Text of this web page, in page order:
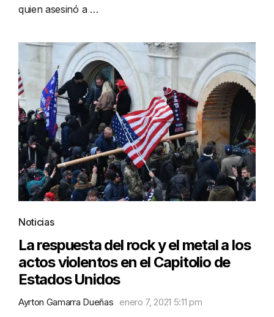
quien asesinó a …
Noticias
La respuesta del rock y el metal a los
actos violentos en el Capitolio de
Estados Unidos
Ayrton Gamarra Dueñas enero 7, 2021 5:11 pm